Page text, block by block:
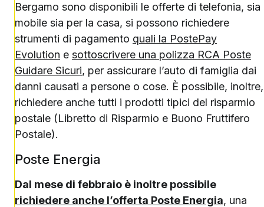
Bergamo sono disponibili le offerte di telefonia, sia
mobile sia per la casa, si possono richiedere
strumenti di pagamento quali la PostePay
Evolution e sottoscrivere una polizza RCA Poste
Guidare Sicuri, per assicurare l’auto di famiglia dai
danni causati a persone o cose. È possibile, inoltre,
richiedere anche tutti i prodotti tipici del risparmio
postale (Libretto di Risparmio e Buono Fruttifero
Postale).
Poste Energia
Dal mese di febbraio è inoltre possibile
richiedere anche l’offerta Poste Energia, una